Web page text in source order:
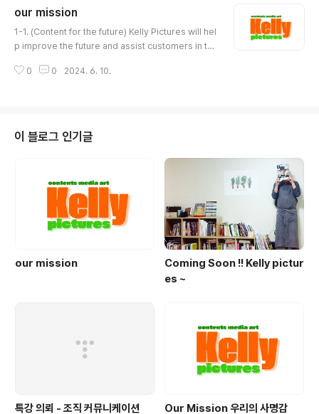
our mission
1-1. (Content for the future) Kelly Pictures will hel
p improve the future and assist customers in th
ations, media management and storytelling, and
a sophisticated manner through conferences, gl
obal seminars, even..
0 0 2024. 6. 10.
이 블로그 인기글
our mission
Coming Soon !! Kelly pictur
es ~
특강 의뢰 - 조직 커뮤니케이션 Our Mission 우리의 사명감